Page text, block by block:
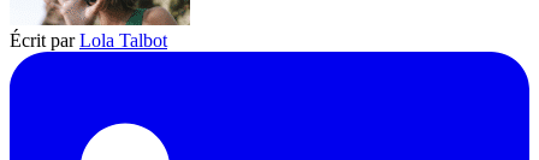
Écrit parLola Talbot